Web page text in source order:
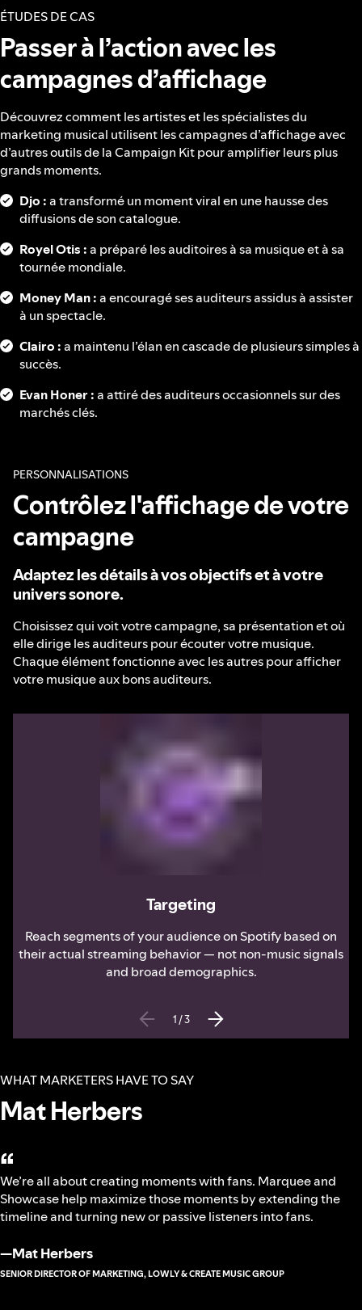
ÉTUDES DE CAS
Passer à l’action avec les
campagnes d’affichage
Découvrez comment les artistes et les spécialistes du
marketing musical utilisent les campagnes d’affichage avec
d’autres outils de la Campaign Kit pour amplifier leurs plus
grands moments.
Djo :a transformé un moment viral en une hausse des
diffusions de son catalogue.
Royel Otis :a préparé les auditoires à sa musique et à sa
tournée mondiale.
Money Man :a encouragé ses auditeurs assidus à assister
à un spectacle.
Clairo :a maintenu l’élan en cascade de plusieurs simples à
succès.
Evan Honer :a attiré des auditeurs occasionnels sur des
marchés clés.
PERSONNALISATIONS
Contrôlez l'affichage de votre
campagne
Adaptez les détails à vos objectifs et à votre
univers sonore.
Choisissez qui voit votre campagne, sa présentation et où
elle dirige les auditeurs pour écouter votre musique.
Chaque élément fonctionne avec les autres pour afficher
votre musique aux bons auditeurs.
Targeting
Reach segments of your audience on Spotify based on
their actual streaming behavior — not non-music signals
and broad demographics.
1 /3
WHAT MARKETERS HAVE TO SAY
Mat Herbers
“
We’re all about creating moments with fans. Marquee and
Showcase help maximize those moments by extending the
timeline and turning new or passive listeners into fans.
—Mat Herbers
SENIOR DIRECTOR OF MARKETING, LOWLY & CREATE MUSIC GROUP